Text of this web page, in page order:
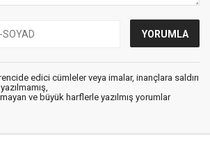
edici cümleler veya imalar, inançlara saldırı
ve büyük harflerle yazılmış yorumlar